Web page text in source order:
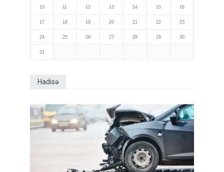
10 11 12 13 14 15 16
17 18 19 20 21 22 23
24 25 26 27 28 29 30
31
Hadisə